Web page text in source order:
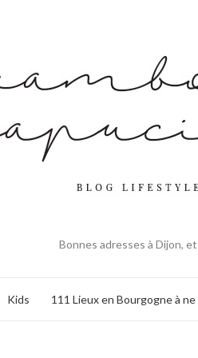
Bonnes adresses à Dijon,
Kids 111 Lieux en Bourgogne à